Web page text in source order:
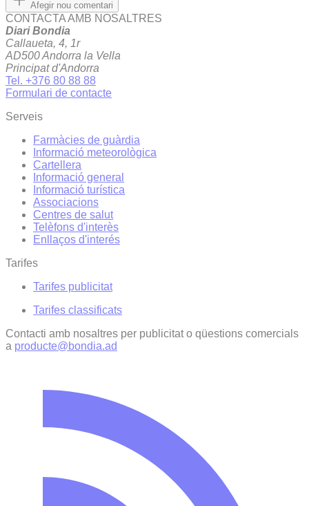
Afegir nou comentari
CONTACTA AMB NOSALTRES
Diari Bondia
Callaueta, 4, 1r
AD500 Andorra la Vella
Principat d'Andorra
Tel. +376 80 88 88
Formulari de contacte
Serveis
Farmàcies de guàrdia
Informació meteorològica
Cartellera
Informació general
Informació turística
Associacions
Centres de salut
Telèfons d'interès
Enllaços d'interés
Tarifes
Tarifes publicitat
Tarifes classificats
Contacti amb nosaltres per publicitat o qüestions comercials
a producte@bondia.ad